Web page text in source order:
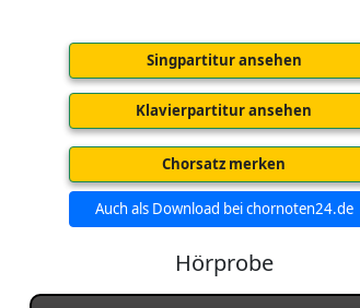
Singpartitur ansehen
Klavierpartitur ansehen
Chorsatz merken
Auch als Download bei chornoten24.de
Hörprobe